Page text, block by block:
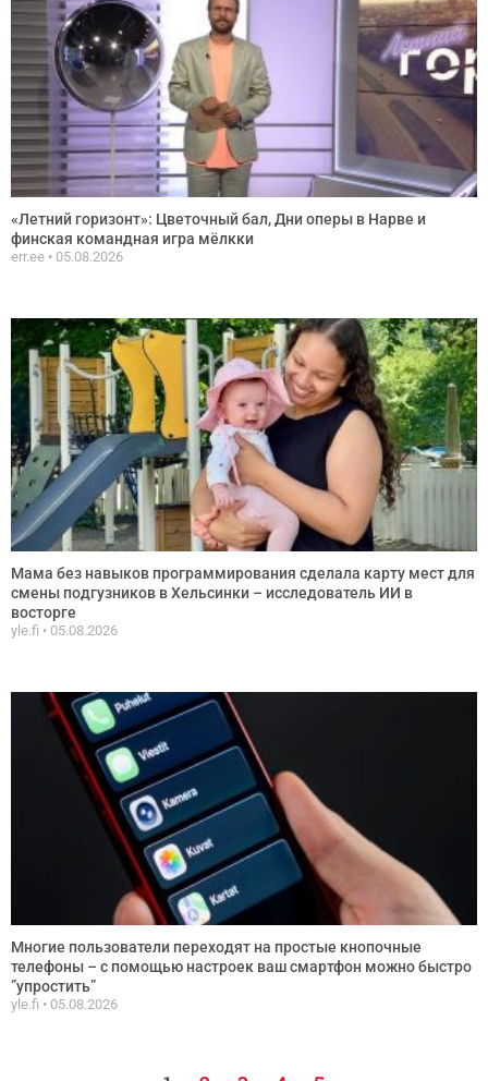
«Летний горизонт»: Цветочный бал, Дни оперы в Нарве и
финская командная игра мёлкки
err.ee 05.08.2026
Мама без навыков программирования сделала карту мест для
смены подгузников в Хельсинки – исследователь ИИ в
восторге
yle.fi 05.08.2026
Многие пользователи переходят на простые кнопочные
телефоны – с помощью настроек ваш смартфон можно быстро
”упростить”
yle.fi 05.08.2026